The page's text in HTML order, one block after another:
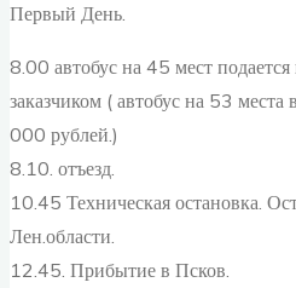
Первый День.
8.00 автобус на 45 мест
заказчиком ( автобус на 53
000 рублей.)
8.10. отъезд.
10.45 Техническая остановка.
Лен.области.
12.45. Прибытие в Псков.